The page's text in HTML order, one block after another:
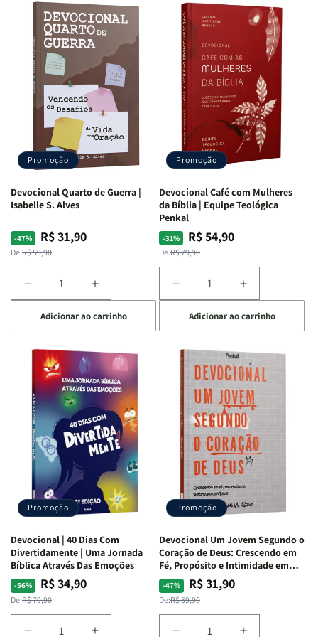
Promoção
Devocional Quarto de Guerra |
Isabelle S. Alves
-47%
Preço
normal
De:R$ 59,90
Preço
promocional
R$ 31,90
Diminuir
a
quantidade
de
Devocional
Quarto
de
Guerra
Isabelle
S.
Alves
Aumentar
a
quantidade
de
Devocional
Quarto
de
Guerra
|
Isabelle
S.
Alves
Adicionar ao carrinho
Promoção
Devocional Café com Mulheres
da Bíblia | Equipe Teológica
Penkal
-31%
Preço
normal
De:R$ 79,90
Preço
promocional
R$ 54,90
Diminuir
a
quantidade
de
Devocional
Café
com
Mulheres
da
Bíblia
Equipe
Teológica
Penkal
Aumentar
a
quantidade
de
Devocional
Café
com
Mulheres
da
Bíblia
|
Equipe
Teológica
Penkal
Adicionar ao carrinho
Promoção
Devocional | 40 Dias Com
Divertidamente | Uma Jornada
Bíblica Através Das Emoções
-56%
Preço
normal
De:R$ 79,90
Preço
promocional
R$ 34,90
Promoção
Devocional Um Jovem Segundo o
Coração de Deus: Crescendo em
Fé, Propósito e Intimidade em
Deus
-47%
Preço
normal
De:R$ 59,90
Preço
promocional
R$ 31,90